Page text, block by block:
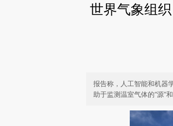
世界气象组
报告称，人工智能和机器
助于监测温室气体的“源”